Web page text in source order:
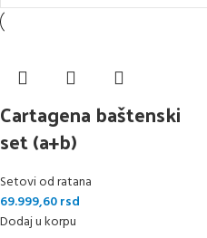
Cartagena baštenski
set (a+b)
Setovi od ratana
69.999,60rsd
Dodaj u korpu